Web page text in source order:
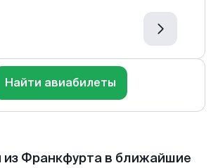
Найти авиабилеты
из Франкфурта в ближайшие